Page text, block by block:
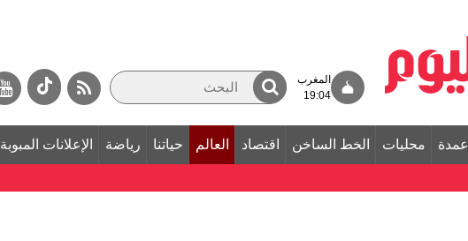
المغرب
19:04
أعمدة محليات الخط الساخن اقتصاد العالم حياتنا رياضة الإعلانات المبوبة